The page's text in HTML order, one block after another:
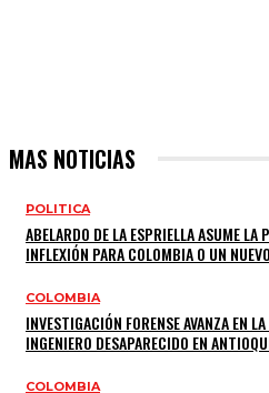
MAS NOTICIAS
POLITICA
ABELARDO DE LA ESPRIELLA ASUME
INFLEXIÓN PARA COLOMBIA O UN
COLOMBIA
INVESTIGACIÓN FORENSE AVANZA EN
INGENIERO DESAPARECIDO EN
COLOMBIA